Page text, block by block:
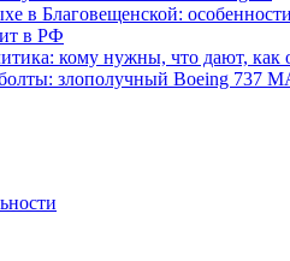
в Благовещенской:
в РФ
кому нужны, что дают, как
злополучный Boeing 737